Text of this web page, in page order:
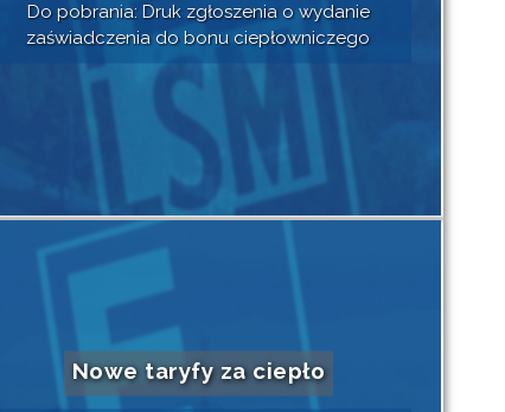
Czytaj dalej
Do pobrania: Druk zgłoszenia o wydanie
zaświadczenia do bonu ciepłowniczego
Nowe taryfy za ciepło